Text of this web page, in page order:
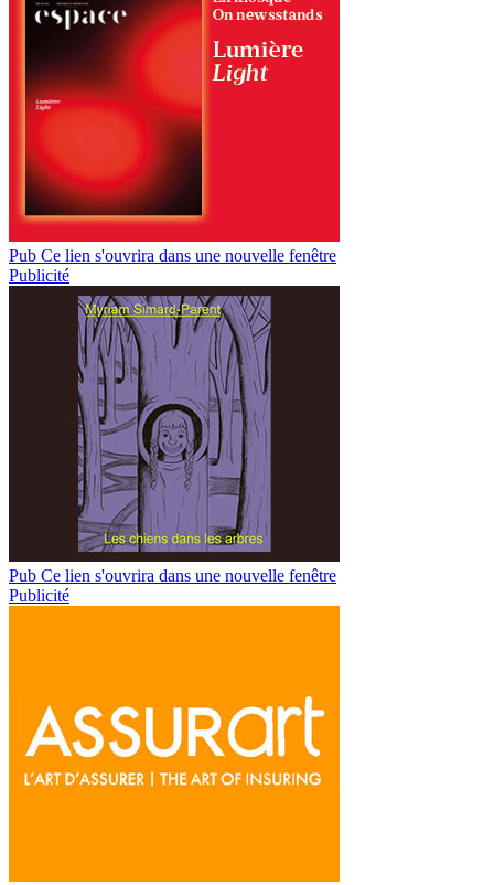
Pub Ce lien s'ouvrira dans une nouvelle fenêtre
Publicité
Pub Ce lien s'ouvrira dans une nouvelle fenêtre
Publicité